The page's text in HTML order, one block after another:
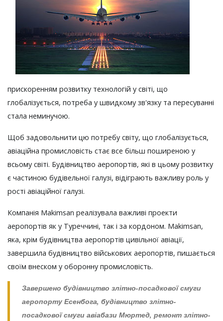
прискоренням розвитку технологій у світі, що
глобалізується, потреба у швидкому зв'язку та пересуванні
стала неминучою.
Щоб задовольнити цю потребу світу, що глобалізується,
авіаційна промисловість стає все більш поширеною у
всьому світі. Будівництво аеропортів, які в цьому розвитку
є частиною будівельної галузі, відіграють важливу роль у
рості авіаційної галузі.
Компанія Makimsan реалізувала важливі проекти
аеропортів як у Туреччині, так і за кордоном. Makimsan,
яка, крім будівництва аеропортів цивільної авіації,
завершила будівництво військових аеропортів, пишається
своїм внеском у оборонну промисловість.
Завершено будівництво злітно-посадкової смуги
аеропорту Есенбога, будівництво злітно-
посадкової смуги авіабази Мюртед, ремонт злітно-